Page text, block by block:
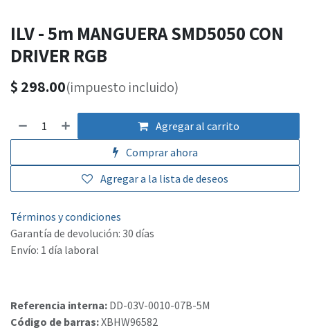
ILV - 5m MANGUERA SMD5050 CON
DRIVER RGB
$ 298.00(impuesto incluido)
Agregar al carrito
Comprar ahora
Agregar a la lista de deseos
Términos y condiciones
Garantía de devolución: 30 días
Envío: 1 día laboral
Referencia interna: DD-03V-0010-07B-5M
Código de barras:XBHW96582